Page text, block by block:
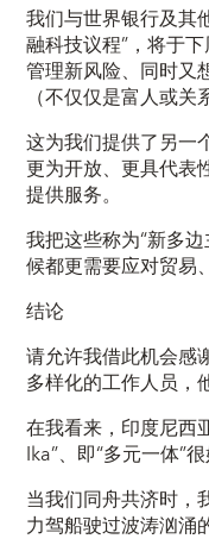
我们与世界银行及其
融科技议程”，将于
管理新风险、同时又
（不仅仅是富人或
这为我们提供了另一
更为开放、更具代表
提供服务。
我把这些称为“新多
候都更需要应对贸易
结论
请允许我借此机会感
多样化的工作人员，
在我看来，印度尼西
Ika”、即“多元一体”
当我们同舟共济时，
力驾船驶过波涛汹涌